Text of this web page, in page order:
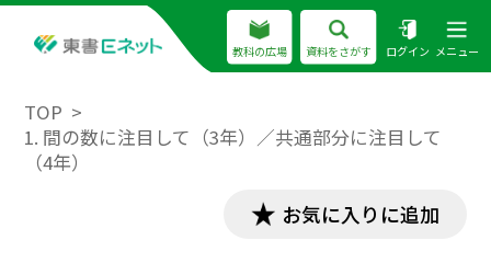
教科の広場 資料をさがす ログイン メニュー
TOP
1. 間の数に注目して（3年）／共通部分に注目して
（4年）
お気に入りに追加